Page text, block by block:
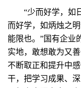
“少而好学，如日
而好学，如炳烛之
能限也。”国有企业
实地，敢想敢为又
不断取正和提升中
干，把学习成果、